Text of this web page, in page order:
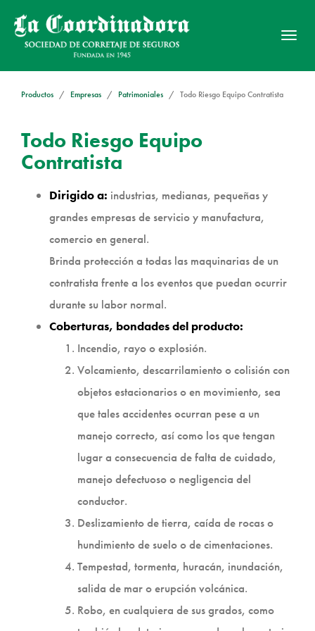
Productos Empresas Patrimoniales Todo Riesgo Equipo Contratista
Todo Riesgo Equipo
Contratista
Dirigido a: industrias, medianas, pequeñas y
grandes empresas de servicio y manufactura,
comercio en general.
Brinda protección a todas las maquinarias de un
contratista frente a los eventos que puedan ocurrir
durante su labor normal.
Coberturas, bondades del producto:
Incendio, rayo o explosión.
Volcamiento, descarrilamiento o colisión con
objetos estacionarios o en movimiento, sea
que tales accidentes ocurran pese a un
manejo correcto, así como los que tengan
lugar a consecuencia de falta de cuidado,
manejo defectuoso o negligencia del
conductor.
Deslizamiento de tierra, caída de rocas o
hundimiento de suelo o de cimentaciones.
Tempestad, tormenta, huracán, inundación,
salida de mar o erupción volcánica.
Robo, en cualquiera de sus grados, como